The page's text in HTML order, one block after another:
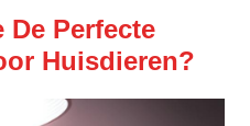
De Perfecte
Huisdieren?